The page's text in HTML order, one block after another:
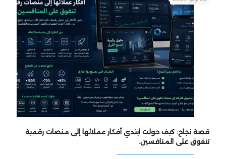
قصة نجاح: كيف حولت ابتدي أفكار عملائها إلى منصات رقمية
تتفوق على المنافسين.